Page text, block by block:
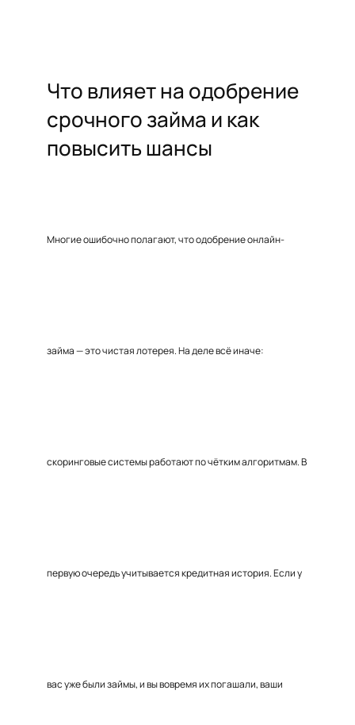
Что влияет на одобрение
срочного займа и как
повысить шансы
Многие ошибочно полагают, что одобрение онлайн-
займа — это чистая лотерея. На деле всё иначе:
скоринговые системы работают по чётким алгоритмам. В
первую очередь учитывается кредитная история. Если у
вас уже были займы, и вы вовремя их погашали, ваши